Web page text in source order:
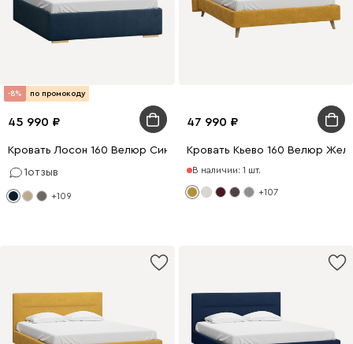
-8% по промокоду
45 990
Кровать Лосон 160 Велюр Синий
1отзыв
+109
47 990
Кровать Кьево 160 Велюр
В наличии: 1 шт.
+107